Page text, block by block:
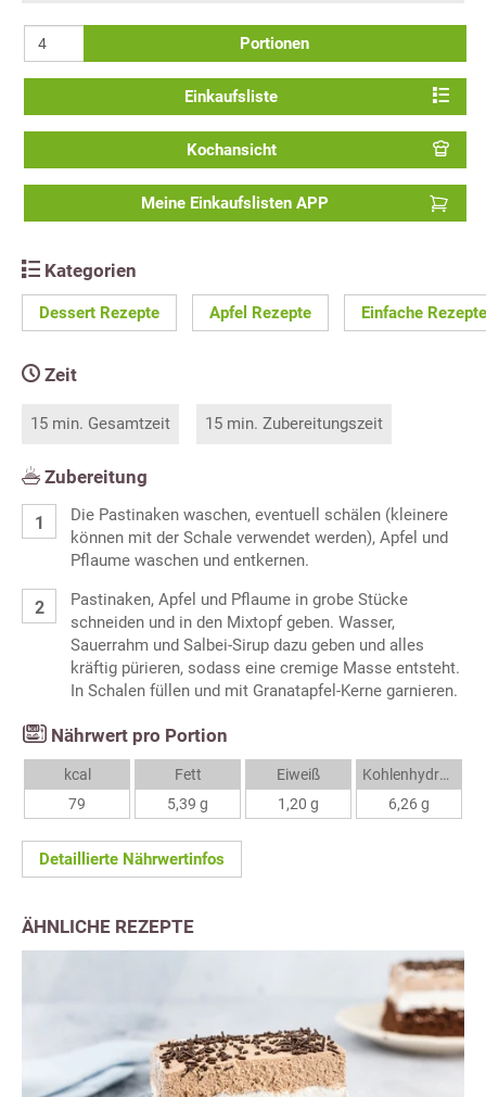
Portionen
Einkaufsliste
Kochansicht
Meine Einkaufslisten APP
Kategorien
Dessert Rezepte Apfel Rezepte Einfache Rezepte
Zeit
15 min. Gesamtzeit 15 min. Zubereitungszeit
Zubereitung
Die Pastinaken waschen, eventuell schälen (kleinere
können mit der Schale verwendet werden), Apfel und
Pflaume waschen und entkernen.
Pastinaken, Apfel und Pflaume in grobe Stücke
schneiden und in den Mixtopf geben. Wasser,
Sauerrahm und Salbei-Sirup dazu geben und alles
kräftig pürieren, sodass eine cremige Masse entsteht.
In Schalen füllen und mit Granatapfel-Kerne garnieren.
Nährwert pro Portion
kcal
79
Fett
5,39 g
Eiweiß
1,20 g
Kohlenhydrate
6,26 g
Detaillierte Nährwertinfos
ÄHNLICHE REZEPTE